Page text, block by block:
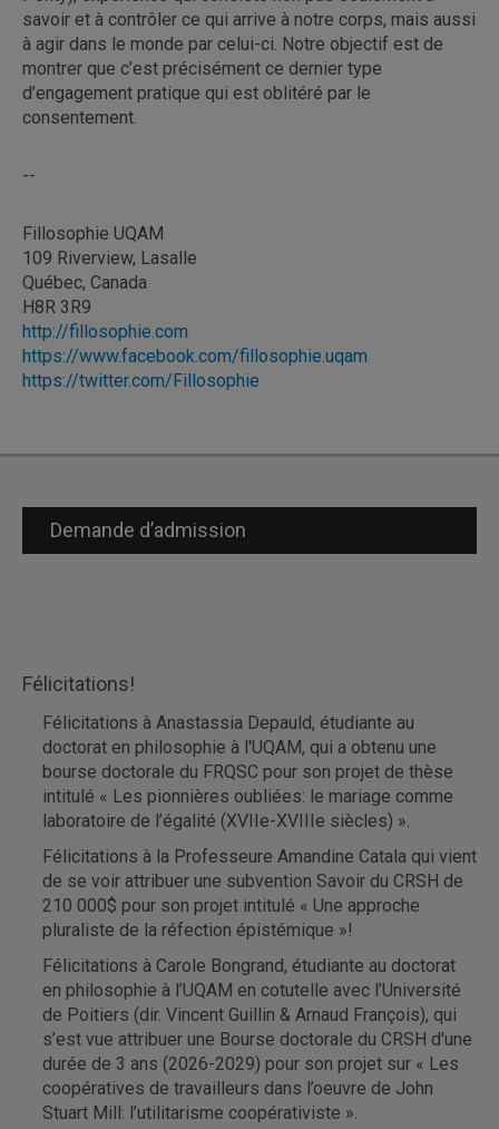
savoir et à contrôler ce qui arrive à notre corps, mais aussi
à agir dans le monde par celui-ci. Notre objectif est de
montrer que c’est précisément ce dernier type
d’engagement pratique qui est oblitéré par le
consentement.
--
Fillosophie UQAM
109 Riverview, Lasalle
Québec, Canada
H8R 3R9
http://fillosophie.com
https://www.facebook.com/fillosophie.uqam
https://twitter.com/Fillosophie
Demande d’admission
Félicitations!
Félicitations à Anastassia Depauld, étudiante au
doctorat en philosophie à l'UQAM, qui a obtenu une
bourse doctorale du FRQSC pour son projet de thèse
intitulé « Les pionnières oubliées: le mariage comme
laboratoire de l’égalité (XVIIe-XVIIIe siècles) ».
Félicitations à la Professeure Amandine Catala qui vient
de se voir attribuer une subvention Savoir du CRSH de
210 000$ pour son projet intitulé « Une approche
pluraliste de la réfection épistémique »!
Félicitations à Carole Bongrand, étudiante au doctorat
en philosophie à l’UQAM en cotutelle avec l’Université
de Poitiers (dir. Vincent Guillin & Arnaud François), qui
s’est vue attribuer une Bourse doctorale du CRSH d'une
durée de 3 ans (2026-2029) pour son projet sur « Les
coopératives de travailleurs dans l’oeuvre de John
Stuart Mill: l’utilitarisme coopérativiste ».